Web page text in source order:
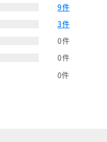
9件
3件
0件
0件
0件